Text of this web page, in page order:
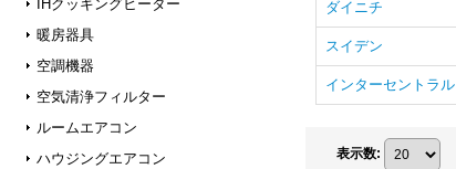
IHクッキングヒーター
暖房器具
空調機器
空気清浄フィルター
ルームエアコン
ハウジングエアコン
ダイニチ
スイデン
インターセントラル
表示数: